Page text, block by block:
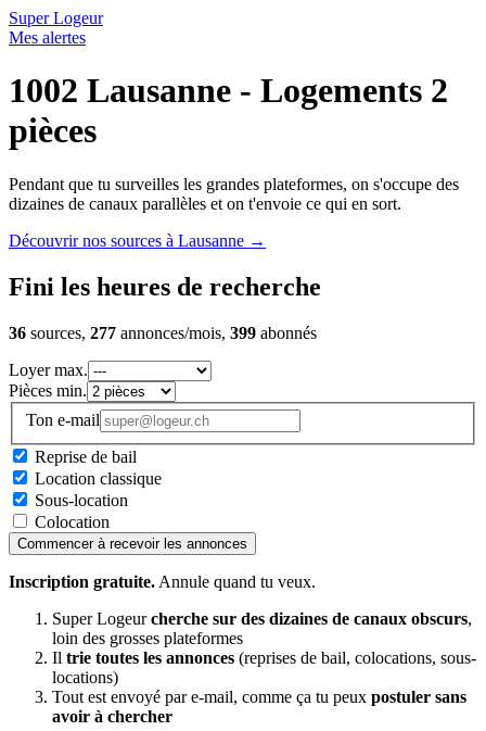
Super Logeur
Mes alertes
1002 Lausanne - Logements 2
pièces
Pendant que tu surveilles les grandes plateformes, on s'occupe des
dizaines de canaux parallèles et on t'envoie ce qui en sort.
Découvrir nos sources à Lausanne →
Fini les heures de recherche
36 sources, 277 annonces/mois, 399 abonnés
Loyer max.
Pièces min.
Ton e-mail
Reprise de bail
Location classique
Sous-location
Colocation
Commencer à recevoir les annonces
Inscription gratuite. Annule quand tu veux.
Super Logeurcherche sur des dizaines de canaux obscurs,
loin des grosses plateformes
Il trie toutes les annonces (reprises de bail, colocations, sous-
locations)
Tout est envoyé par e-mail, comme ça tu peux postuler sans
avoir à chercher